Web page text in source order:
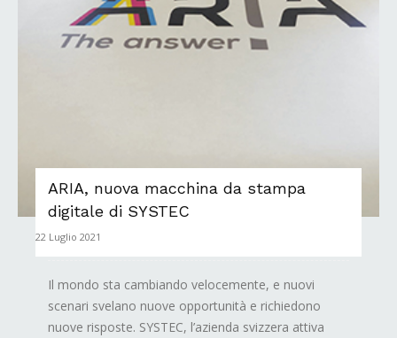
ARIA, nuova macchina da stampa
digitale di SYSTEC
22 Luglio 2021
Il mondo sta cambiando velocemente, e nuovi
scenari svelano nuove opportunità e richiedono
nuove risposte. SYSTEC, l’azienda svizzera attiva